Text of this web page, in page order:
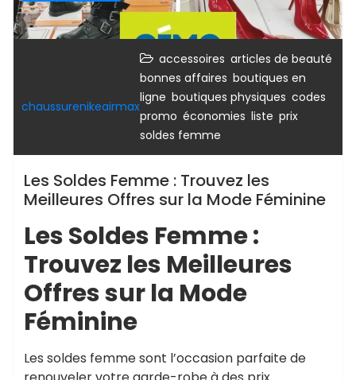
chaussurenikeairmax
accessoires articles de beauté
bonnes affaires boutiques en
ligne boutiques physiques codes
promo économies liste prix
soldes femme
Les Soldes Femme : Trouvez les
Meilleures Offres sur la Mode Féminine
Les Soldes Femme :
Trouvez les Meilleures
Offres sur la Mode
Féminine
Les soldes femme sont l’occasion parfaite de